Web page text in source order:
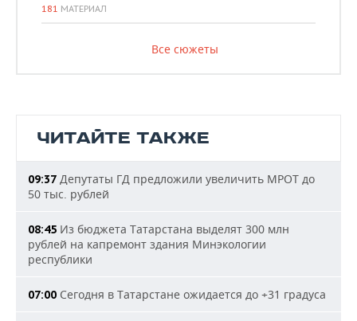
181 МАТЕРИАЛ
Все сюжеты
ЧИТАЙТЕ ТАКЖЕ
09:37 Депутаты ГД предложили увеличить МРОТ до
50 тыс. рублей
08:45 Из бюджета Татарстана выделят 300 млн
рублей на капремонт здания Минэкологии
республики
07:00 Сегодня в Татарстане ожидается до +31 градуса